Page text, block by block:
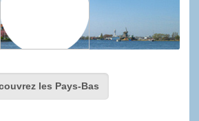
les Pays-Bas